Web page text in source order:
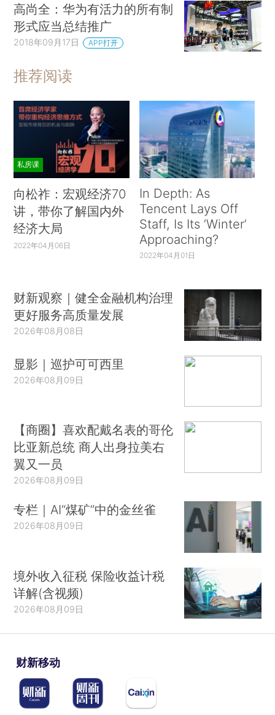
高尚全：华为有活力的所有制
形式应当总结推广
2018年09月17日 APP打开
推荐阅读
私房课
向松祚：宏观经济70
讲，带你了解国内外
经济大局
2022年04月06日
In Depth: As
Tencent Lays Off
Staff, Is Its ‘Winter’
Approaching?
2022年04月01日
财新观察｜健全金融机构治理
更好服务高质量发展
2026年08月08日
显影｜巡护可可西里
2026年08月09日
【商圈】喜欢配戴名表的哥伦
比亚新总统 商人出身拉美右
翼又一员
2026年08月09日
专栏｜AI“煤矿”中的金丝雀
2026年08月09日
境外收入征税 保险收益计税
详解(含视频)
2026年08月09日
财新移动